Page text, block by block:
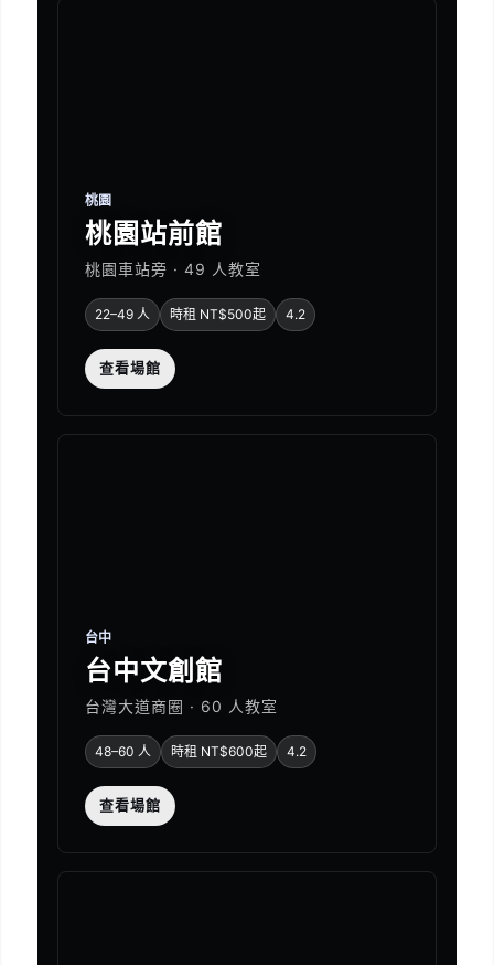
桃園
桃園站前館
桃園車站旁 · 49 人教室
22–49 人 時租 NT$500起 4.2
查看場館
台中
台中文創館
台灣大道商圈 · 60 人教室
48–60 人 時租 NT$600起 4.2
查看場館